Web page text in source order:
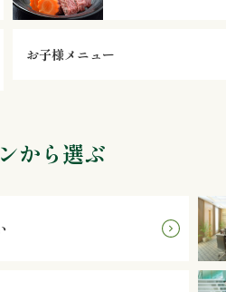
お子様メニュー
から選ぶ